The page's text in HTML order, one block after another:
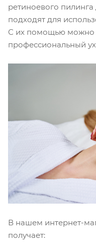
ретиноевого
подходят для
С их помощью можно
профессиональный
В нашем интернет-
получает: